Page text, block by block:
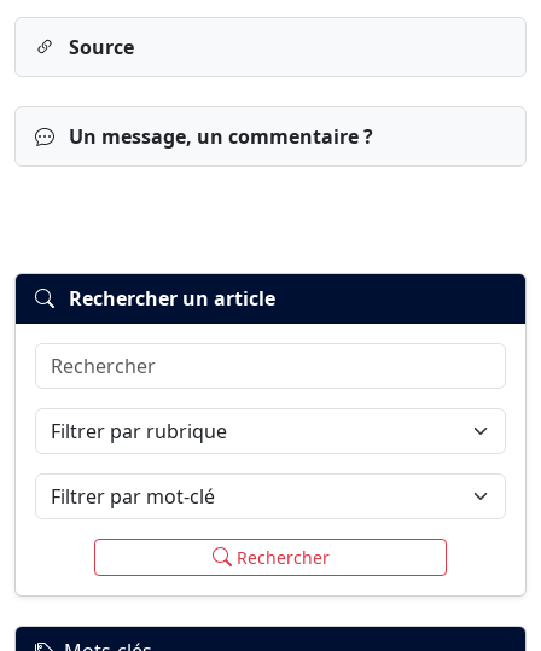
Source
Un message, un commentaire ?
Connexion
Rechercher un article
Rechercher
Filtrer par rubrique
Filtrer par mot-clé
Rechercher